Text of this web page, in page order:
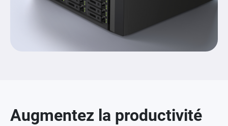
Augmentez la productivité